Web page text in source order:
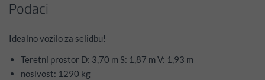
Podaci
Idealno vozilo za selidbu!
Teretni prostor D: 3,70 m S: 1,87 m V: 1,93 m
nosivost: 1290 kg